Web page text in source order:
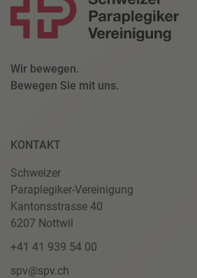
Wir bewegen.
Bewegen Sie mit uns.
KONTAKT
Schweizer
Paraplegiker-Vereinigung
Kantonsstrasse 40
6207 Nottwil
+41 41 939 54 00
spv@spv.ch